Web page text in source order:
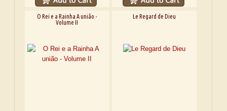
O Rei e a Rainha A união -
Volume II
Le Regard de Dieu